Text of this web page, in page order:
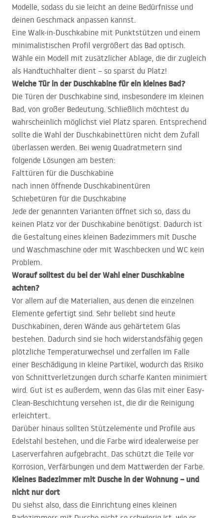
Modelle, sodass du sie leicht an deine Bedürfnisse und
deinen Geschmack anpassen kannst.
Eine Walk-in-Duschkabine mit Punktstützen und einem
minimalistischen Profil vergrößert das Bad optisch.
Wähle ein Modell mit zusätzlicher Ablage, die dir zugleich
als Handtuchhalter dient – so sparst du Platz!
Welche Tür in der Duschkabine für ein kleines Bad?
Die Türen der Duschkabine sind, insbesondere im kleinen
Bad, von großer Bedeutung. Schließlich möchtest du
wahrscheinlich möglichst viel Platz sparen. Entsprechend
sollte die Wahl der Duschkabinettüren nicht dem Zufall
überlassen werden. Bei wenig Quadratmetern sind
folgende Lösungen am besten:
Falt­türen für die Duschkabine
nach innen öffnende Duschkabinentüren
Schiebetüren für die Duschkabine
Jede der genannten Varianten öffnet sich so, dass du
keinen Platz vor der Duschkabine benötigst. Dadurch ist
die Gestaltung eines kleinen Badezimmers mit Dusche
und Waschmaschine oder mit Waschbecken und WC kein
Problem.
Worauf solltest du bei der Wahl einer Duschkabine
achten?
Vor allem auf die Materialien, aus denen die einzelnen
Elemente gefertigt sind. Sehr beliebt sind heute
Duschkabinen, deren Wände aus gehärtetem Glas
bestehen. Dadurch sind sie hoch widerstandsfähig gegen
plötzliche Temperaturwechsel und zerfallen im Falle
einer Beschädigung in kleine Partikel, wodurch das Risiko
von Schnittverletzungen durch scharfe Kanten minimiert
wird. Gut ist es außerdem, wenn das Glas mit einer Easy-
Clean-Beschichtung versehen ist, die dir die Reinigung
erleichtert.
Darüber hinaus sollten Stützelemente und Profile aus
Edelstahl bestehen, und die Farbe wird idealerweise per
Laserverfahren aufgebracht. Das schützt die Teile vor
Korrosion, Verfärbungen und dem Mattwerden der Farbe.
Kleines Badezimmer mit Dusche in der Wohnung – und
nicht nur dort
Du siehst also, dass die Einrichtung eines kleinen